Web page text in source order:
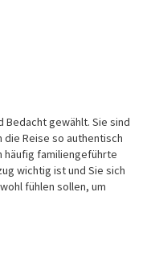
Bedacht gewählt. Sie sind
Reise so authentisch
häufig familiengeführte
wichtig ist und Sie sich
fühlen sollen, um